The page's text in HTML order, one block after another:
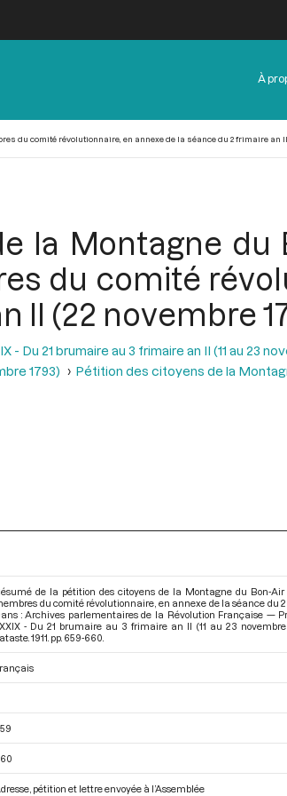
de
À
du comité révolutionnaire, en annexe de la séance du 2 frimaire an II
la Montagne du
du comité
II (22 novembre
- Du 21 brumaire au 3 frimaire an II (11 au 23
1793) Pétition des citoyens de la
de la pétition des citoyens de la Montagne du Bon-
du comité révolutionnaire, en annexe de la séance du
: Archives parlementaires de la Révolution Française —
- Du 21 brumaire au 3 frimaire an II (11 au 23 novembre
1911. pp. 659-660.
pétition et lettre envoyée à l’Assemblée